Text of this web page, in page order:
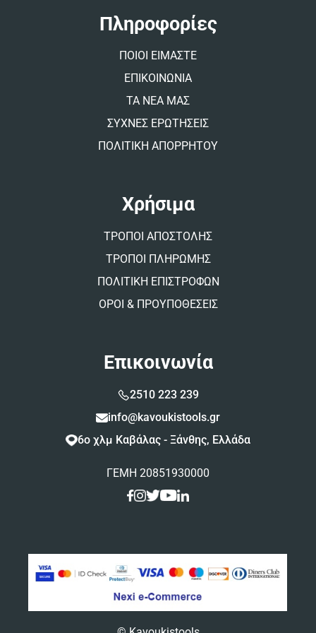
Πληροφορίες
ΠΟΙΟΙ ΕΙΜΑΣΤΕ
ΕΠΙΚΟΙΝΩΝΙΑ
ΤΑ ΝΕΑ ΜΑΣ
ΣΥΧΝΕΣ ΕΡΩΤΗΣΕΙΣ
ΠΟΛΙΤΙΚΗ ΑΠΟΡΡΗΤΟΥ
Χρήσιμα
ΤΡΟΠΟΙ ΑΠΟΣΤΟΛΗΣ
ΤΡΟΠΟΙ ΠΛΗΡΩΜΗΣ
ΠΟΛΙΤΙΚΗ ΕΠΙΣΤΡΟΦΩΝ
ΟΡΟΙ & ΠΡΟΥΠΟΘΕΣΕΙΣ
Επικοινωνία
2510 223 239
info@kavoukistools.gr
6ο χλμ Καβάλας - Ξάνθης, Ελλάδα
ΓΕΜΗ 20851930000